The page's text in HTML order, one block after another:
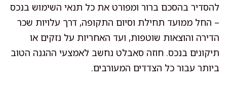
להסדיר בהסכם ברור ומפורט את כל תנאי השימוש בנכס
– החל ממועד תחילת וסיום התקופה, דרך עלויות שכר
הדירה והוצאות שוטפות, ועד האחריות על נזקים או
תיקונים בנכס. חוזה סאבלט נחשב לאמצעי ההגנה הטוב
ביותר עבור כל הצדדים המעורבים.